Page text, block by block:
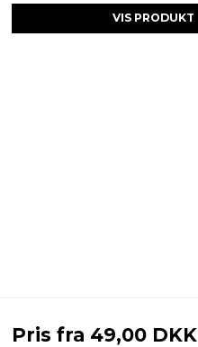
VIS PRODUKT
Pris fra 49,00 DKK